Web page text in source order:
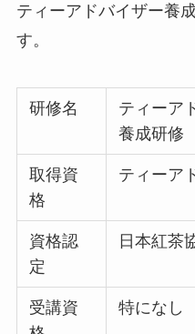
ティーアドバイザー養
す。
研修名
ティーア
養成研修
取得資
格
ティーア
資格認
定
日本紅茶
受講資
特になし